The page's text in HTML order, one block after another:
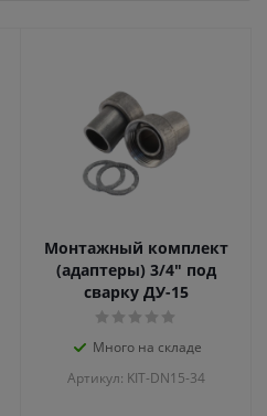
Монтажный комплект
(адаптеры) 3/4" под
сварку ДУ-15
Много на складе
Артикул: KIT-DN15-34